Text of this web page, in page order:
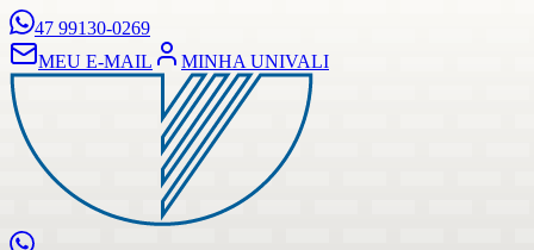
47 99130-0269
MEU E-MAIL
MINHA UNIVALI